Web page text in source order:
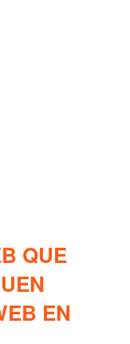
QUE
EN